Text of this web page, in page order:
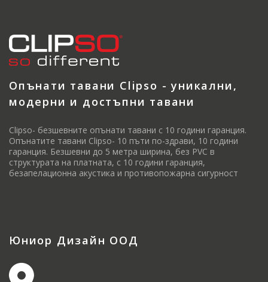
Опънати тавани Clipso - уникални,
модерни и достъпни тавани
Clipso- безшевните опънати тавани с 10 години гаранция.
Опънатите тавани Clipso- 10 пъти по-здрави, 10 години
гаранция. Безшевни до 5 метра ширина, без PVC в
структурата на платната, с 10 години гаранция,
безапелационна акустика и противопожарна сигурност
Юниор Дизайн ООД